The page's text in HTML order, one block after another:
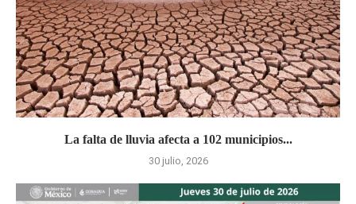
La falta de lluvia afecta a 102 municipios...
30 julio, 2026